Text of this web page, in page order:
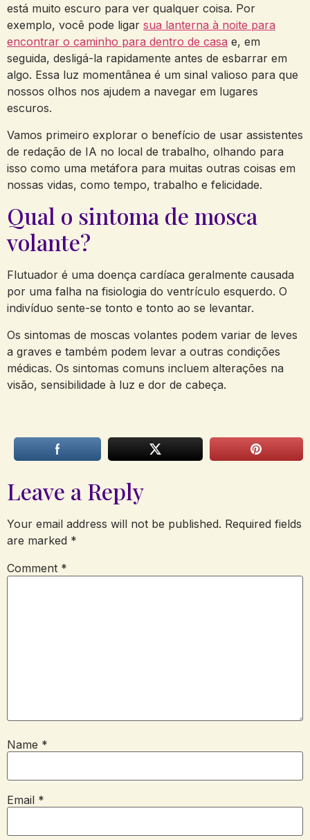
está muito escuro para ver qualquer coisa. Por
exemplo, você pode ligar sua lanterna à noite para
encontrar o caminho para dentro de casa e, em
seguida, desligá-la rapidamente antes de esbarrar em
algo. Essa luz momentânea é um sinal valioso para que
nossos olhos nos ajudem a navegar em lugares
escuros.
Vamos primeiro explorar o benefício de usar assistentes
de redação de IA no local de trabalho, olhando para
isso como uma metáfora para muitas outras coisas em
nossas vidas, como tempo, trabalho e felicidade.
Qual o sintoma de mosca
volante?
Flutuador é uma doença cardíaca geralmente causada
por uma falha na fisiologia do ventrículo esquerdo. O
indivíduo sente-se tonto e tonto ao se levantar.
Os sintomas de moscas volantes podem variar de leves
a graves e também podem levar a outras condições
médicas. Os sintomas comuns incluem alterações na
visão, sensibilidade à luz e dor de cabeça.
Leave a Reply
Your email address will not be published. Required fields
are marked *
Comment *
Name *
Email *